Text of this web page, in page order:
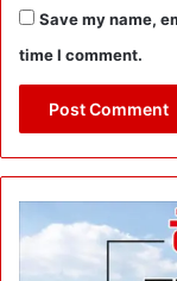
Save my name,
time I comment.